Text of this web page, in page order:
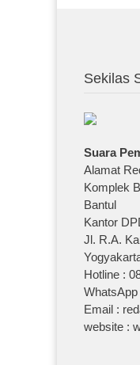
Sekilas
Suara
Alamat
Komplek
Bantul
Kantor
Jl. R.A.
Hotline :
Email :
website :